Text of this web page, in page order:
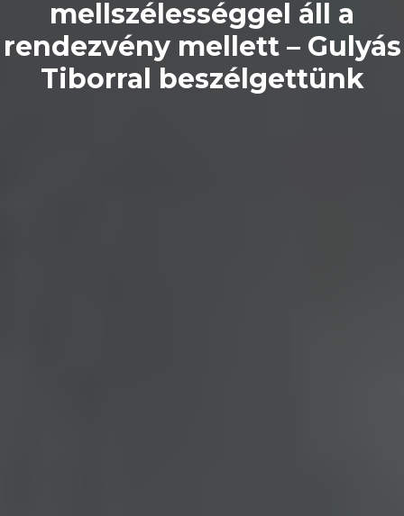
mellszélességgel áll a
rendezvény mellett – Gulyás
Tiborral beszélgettünk